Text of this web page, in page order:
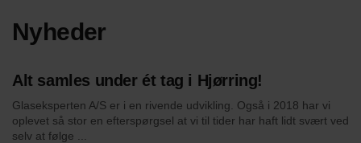
Nyheder
Alt samles under ét tag i Hjørring!
Glaseksperten A/S er i en rivende udvikling. Også i 2018 har vi
oplevet så stor en efterspørgsel at vi til tider har haft lidt svært ved
selv at følge ...